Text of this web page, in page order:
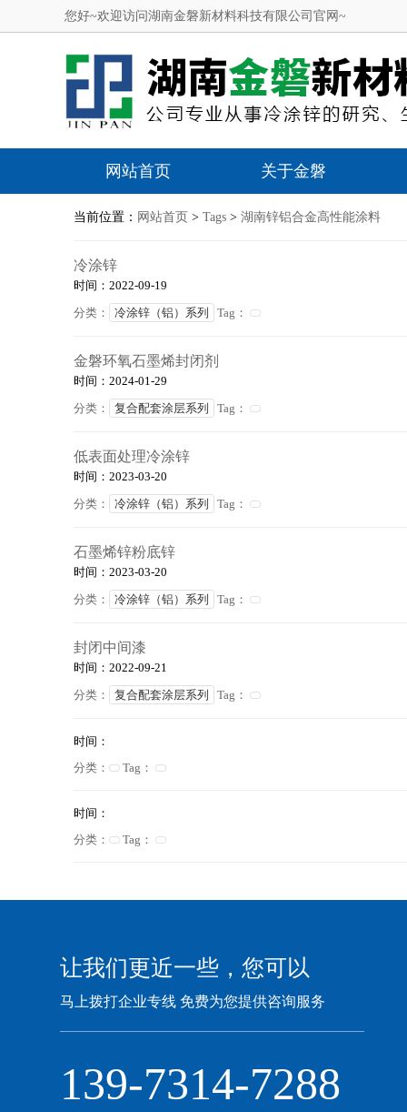
您好~欢迎访问湖南金磐新材料科技有限公司官网~
网站首页 关于金磐
当前位置： 网站首页 > Tags > 湖南锌铝合金高性能涂料
冷涂锌
时间：2022-09-19
分类：
冷涂锌（铝）系列 Tag：
金磐环氧石墨烯封闭剂
时间：2024-01-29
分类：
复合配套涂层系列 Tag：
低表面处理冷涂锌
时间：2023-03-20
分类：
冷涂锌（铝）系列 Tag：
石墨烯锌粉底锌
时间：2023-03-20
分类：
冷涂锌（铝）系列 Tag：
封闭中间漆
时间：2022-09-21
分类：
复合配套涂层系列 Tag：
时间：
分类：
Tag：
时间：
分类：
Tag：
让我们更近一些，您可以
马上拨打企业专线 免费为您提供咨询服务
139-7314-7288